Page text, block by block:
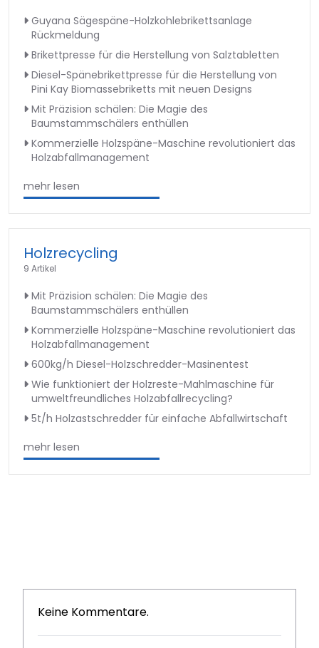
Guyana Sägespäne-Holzkohlebrikettsanlage
Rückmeldung
Brikettpresse für die Herstellung von Salztabletten
Diesel-Spänebrikettpresse für die Herstellung von
Pini Kay Biomassebriketts mit neuen Designs
Mit Präzision schälen: Die Magie des
Baumstammschälers enthüllen
Kommerzielle Holzspäne-Maschine revolutioniert das
Holzabfallmanagement
mehr lesen
Holzrecycling
9 Artikel
Mit Präzision schälen: Die Magie des
Baumstammschälers enthüllen
Kommerzielle Holzspäne-Maschine revolutioniert das
Holzabfallmanagement
600kg/h Diesel-Holzschredder-Masinentest
Wie funktioniert der Holzreste-Mahlmaschine für
umweltfreundliches Holzabfallrecycling?
5t/h Holzastschredder für einfache Abfallwirtschaft
mehr lesen
Keine Kommentare.